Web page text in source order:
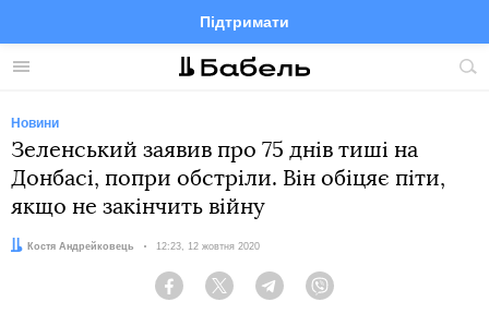
Меню
Підтримати
FacebookTelegramTwitter
Новини
Зеленський заявив про 75 днів тиші на
Донбасі, попри обстріли. Він обіцяє піти,
якщо не закінчить війну
Автор:Костя Андрейковець Дата:
12:23, 12 жовтня 2020
Facebook Twitter Telegram